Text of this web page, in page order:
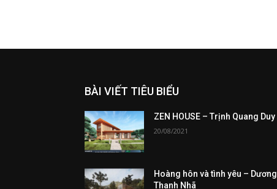
BÀI VIẾT TIÊU BIỂU
ZEN HOUSE – Trịnh Quang Duy
20/08/2021
Hoàng hôn và tình yêu – Dương
Thanh Nhã